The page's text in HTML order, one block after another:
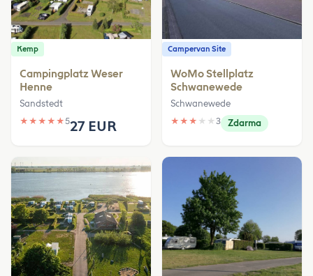
Kemp
Campingplatz Weser
Henne
Sandstedt
★ ★ ★ ★ ★527 EUR
Campervan Site
WoMo Stellplatz
Schwanewede
Schwanewede
★ ★ ★ ★ ★ 3 Zdarma